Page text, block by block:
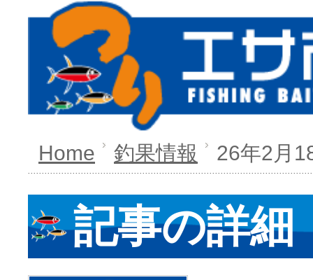
Home 釣果情報 26年2月
記事の詳細